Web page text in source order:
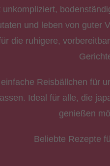
und leben von guter
die ruhigere,
Reisbällchen für
Ideal für alle, die
genießen
Beliebte Rezepte